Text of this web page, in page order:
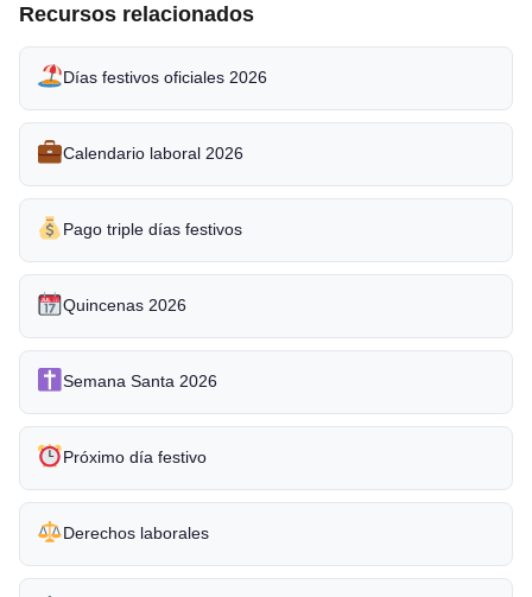
Recursos relacionados
Días festivos oficiales 2026
Calendario laboral 2026
Pago triple días festivos
Quincenas 2026
Semana Santa 2026
Próximo día festivo
Derechos laborales